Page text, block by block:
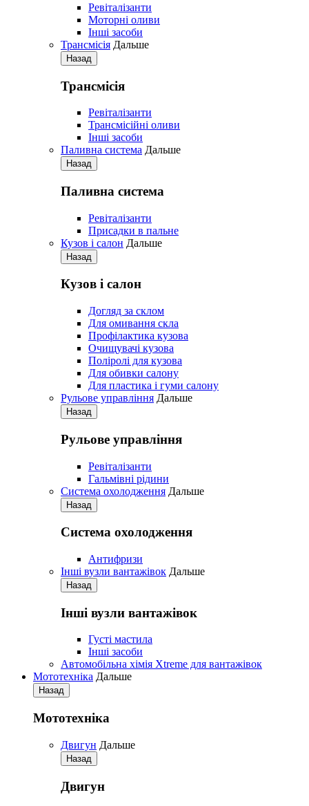
Ревіталізанти
Моторні оливи
Iнші засоби
Трансмісія Дальше
Назад
Трансмісія
Ревіталізанти
Трансмісійні оливи
Iнші засоби
Паливна система Дальше
Назад
Паливна система
Ревіталізанти
Присадки в пальне
Кузов і салон Дальше
Назад
Кузов і салон
Догляд за склом
Для омивання скла
Профілактика кузова
Очищувачі кузова
Поліролі для кузова
Для обивки салону
Для пластика і гуми салону
Рульове управління Дальше
Назад
Рульове управління
Ревіталізанти
Гальмівні рідини
Система охолодження Дальше
Назад
Система охолодження
Антифризи
Iнші вузли вантажівок Дальше
Назад
Iнші вузли вантажівок
Густі мастила
Iнші засоби
Автомобільна хімія Xtreme для вантажівок
Мототехніка Дальше
Назад
Мототехніка
Двигун Дальше
Назад
Двигун